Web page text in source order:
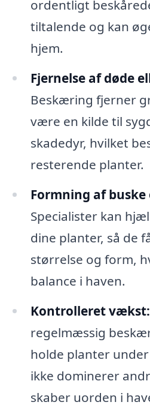
ordentligt
tiltalende og kan
hjem.
Fjernelse af døde
Beskæring fjerner
være en kilde til
skadedyr, hvilket
resterende planter.
Formning af
Specialister kan
dine planter, så de
størrelse og form,
balance i haven.
Kontrolleret vækst:
regelmæssig
holde planter
ikke dominerer
skaber uorden i